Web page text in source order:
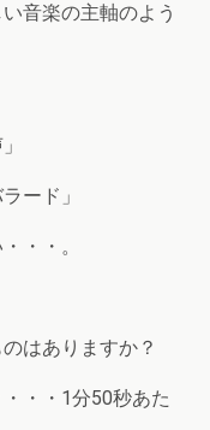
音楽の主軸のよう
ード」
・・。
はありますか？
・・1分50秒あた